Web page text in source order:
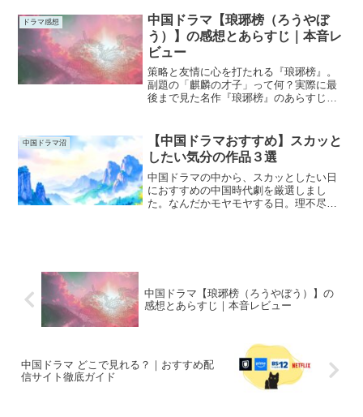
のが最適解なのか迷いますよね。この記
事では、中国ドラマを...
ドラマ感想
中国ドラマ【琅琊榜（ろうやぼ
う）】の感想とあらすじ｜本音レ
ビュー
策略と友情に心を打たれる『琅琊榜』。
副題の「麒麟の才子」って何？実際に最
後まで見た名作『琅琊榜』のあらすじと
中国ドラマ沼
【中国ドラマおすすめ】スカッと
したい気分の作品３選
中国ドラマの中から、スカッとしたい日
におすすめの中国時代劇を厳選しまし
た。なんだかモヤモヤする日。理不尽な
中国ドラマ【琅琊榜（ろうやぼう）】の
感想とあらすじ｜本音レビュー
中国ドラマ どこで見れる？｜おすすめ配
信サイト徹底ガイド